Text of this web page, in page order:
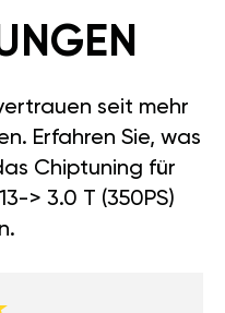
seit mehr
Erfahren Sie, was
Chiptuning für
> 3.0 T (350PS)